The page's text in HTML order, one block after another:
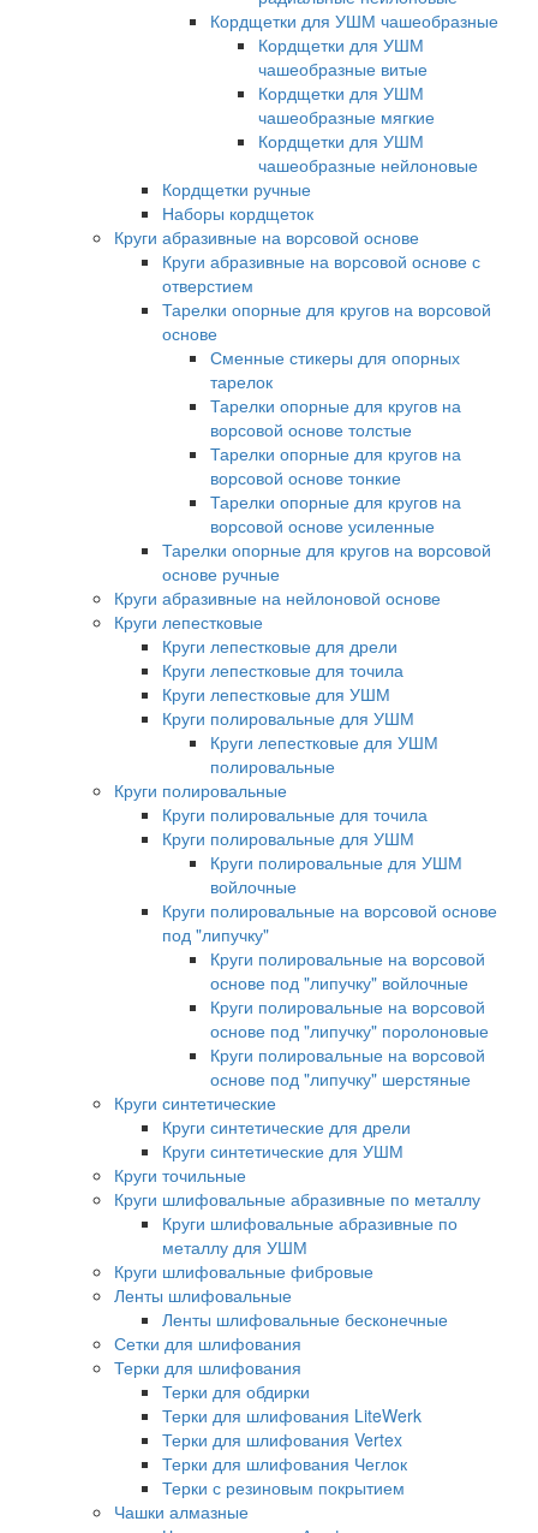
Кордщетки для УШМ чашеобразные
Кордщетки для УШМ
чашеобразные витые
Кордщетки для УШМ
чашеобразные мягкие
Кордщетки для УШМ
чашеобразные нейлоновые
Кордщетки ручные
Наборы кордщеток
Круги абразивные на ворсовой основе
Круги абразивные на ворсовой основе с
отверстием
Тарелки опорные для кругов на ворсовой
основе
Сменные стикеры для опорных
тарелок
Тарелки опорные для кругов на
ворсовой основе толстые
Тарелки опорные для кругов на
ворсовой основе тонкие
Тарелки опорные для кругов на
ворсовой основе усиленные
Тарелки опорные для кругов на ворсовой
основе ручные
Круги абразивные на нейлоновой основе
Круги лепестковые
Круги лепестковые для дрели
Круги лепестковые для точила
Круги лепестковые для УШМ
Круги полировальные для УШМ
Круги лепестковые для УШМ
полировальные
Круги полировальные
Круги полировальные для точила
Круги полировальные для УШМ
Круги полировальные для УШМ
войлочные
Круги полировальные на ворсовой основе
под "липучку"
Круги полировальные на ворсовой
основе под "липучку" войлочные
Круги полировальные на ворсовой
основе под "липучку" поролоновые
Круги полировальные на ворсовой
основе под "липучку" шерстяные
Круги синтетические
Круги синтетические для дрели
Круги синтетические для УШМ
Круги точильные
Круги шлифовальные абразивные по металлу
Круги шлифовальные абразивные по
металлу для УШМ
Круги шлифовальные фибровые
Ленты шлифовальные
Ленты шлифовальные бесконечные
Сетки для шлифования
Терки для шлифования
Терки для обдирки
Терки для шлифования LiteWerk
Терки для шлифования Vertex
Терки для шлифования Чеглок
Терки с резиновым покрытием
Чашки алмазные